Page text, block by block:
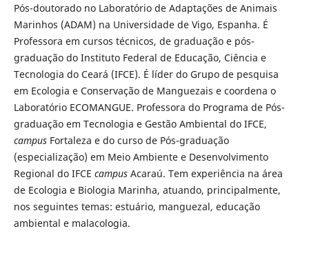
Pós-doutorado no Laboratório de Adaptações de Animais
Marinhos (ADAM) na Universidade de Vigo, Espanha. É
Professora em cursos técnicos, de graduação e pós-
graduação do Instituto Federal de Educação, Ciência e
Tecnologia do Ceará (IFCE). É líder do Grupo de pesquisa
em Ecologia e Conservação de Manguezais e coordena o
Laboratório ECOMANGUE. Professora do Programa de Pós-
graduação em Tecnologia e Gestão Ambiental do IFCE,
campus Fortaleza e do curso de Pós-graduação
(especialização) em Meio Ambiente e Desenvolvimento
Regional do IFCE campus Acaraú. Tem experiência na área
de Ecologia e Biologia Marinha, atuando, principalmente,
nos seguintes temas: estuário, manguezal, educação
ambiental e malacologia.